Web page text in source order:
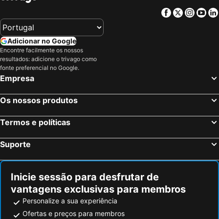
Castrillón, Principado de Astúrias Hotéis
León, Castela e Leão Hotéis
Oviedo, Principado de Astúrias Hotéis
Gijon, Principado de Astúrias Hotéis
Avilés, Principado de Astúrias Hotéis
Cabrales, Principado de Astúrias Hotéis
Caso, Principado de Astúrias Hotéis
Sevilha, Andaluzia Hotéis
Vigo, Galiza Hotéis
Sangenjo, Galiza Hotéis
Facebook
Twitter
Adicionar no Google
Encontre facilmente os nossos
resultados: adicione o trivago como
fonte preferencial no Google.
Empresa
Os nossos produtos
Termos e políticas
Suporte
Inicie sessão para desfrutar de
vantagens exclusivas para membros
Personalize a sua experiência
Ofertas e preços para membros